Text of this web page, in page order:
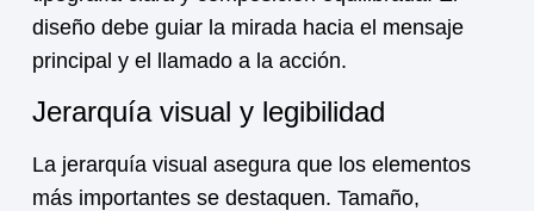
diseño debe guiar la mirada hacia el mensaje
principal y el llamado a la acción.
Jerarquía visual y legibilidad
La jerarquía visual asegura que los elementos
más importantes se destaquen. Tamaño,